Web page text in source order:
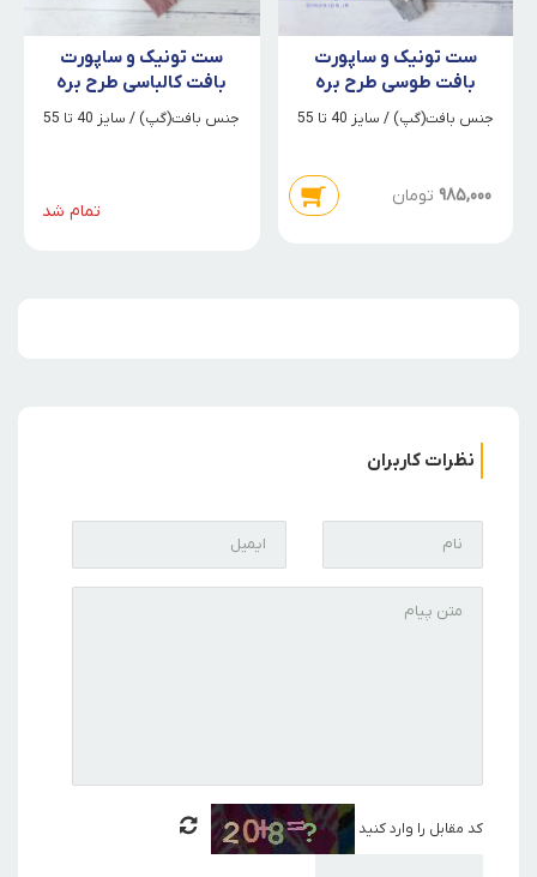
ست تونیک و ساپورت
بافت طوسی طرح بره
جنس بافت(گپ) / سایز 40 تا 55
985,000 تومان
ست تونیک و ساپورت
بافت کالباسی طرح بره
جنس بافت(گپ) / سایز 40 تا 55
تمام شد
نظرات کاربران
کد مقابل را وارد کنید